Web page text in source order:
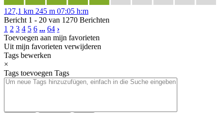
127,1 km 245 m 07:05 h:m
Bericht 1 - 20 van 1270 Berichten
1 2 3 4 5 6 ... 64 ›
Toevoegen aan mijn favorieten
Uit mijn favorieten verwijderen
Tags bewerken
×
Tags toevoegen Tags